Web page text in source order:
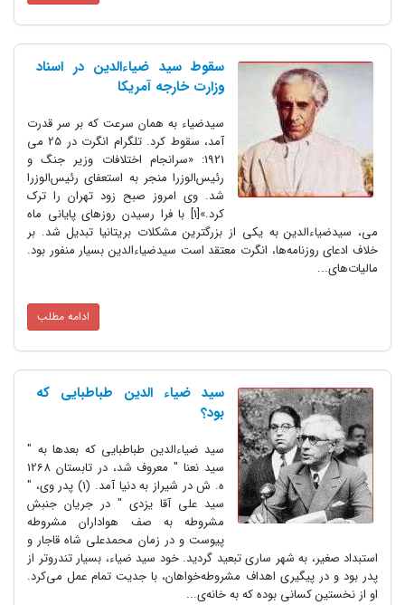
سقوط سید ضیاءالدین در اسناد
وزارت خارجه آمریکا
سیدضیاء به همان سرعت که بر سر قدرت
آمد، سقوط کرد. تلگرام انگرت در 25 می
1921: «سرانجام اختلافات وزیر جنگ و
رئیس‌الوزرا منجر به استعفای رئیس‌الوزرا
شد. وی امروز صبح زود تهران را ترک
کرد.»[1] با فرا رسیدن روز‌های پایانی ماه
می، سیدضیاءالدین به یکی از بزرگترین مشکلات بریتانیا تبدیل شد. بر
خلاف ادعای روزنامه‌ها، انگرت معتقد است سیدضیاءالدین بسیار منفور بود.
مالیات‌های...
ادامه مطلب
سید ضیاء الدین طباطبایی که
بود؟
سید ضیاءالدین طباطبایی که بعدها به "
سید نعنا " معروف شد، در تابستان 1268
ه. ش در شیراز به دنیا آمد. (1) پدر وی، "
سید علی آقا یزدی " در جریان جنبش
مشروطه به صف هواداران مشروطه
پیوست و در زمان محمدعلی شاه قاجار و
استبداد صغیر، به شهر ساری تبعید گردید. خود سید ضیاء، بسیار تندروتر از
پدر بود و در پیگیری اهداف مشروطه‌خواهان، با جدیت تمام عمل می‌کرد.
او از نخستین کسانی بوده که به خانه‌ی...